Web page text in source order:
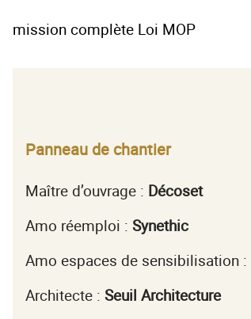
mission complète Loi MOP
Panneau de chantier
Maître d’ouvrage : Décoset
Amo réemploi : Synethic
Amo espaces de sensibilisation :
Architecte : Seuil Architecture